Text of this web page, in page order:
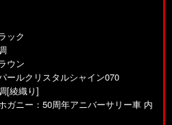
ック
ウン
ールクリスタルシャイン070
[綾織り]
ガニー：50周年アニバーサリー車 内